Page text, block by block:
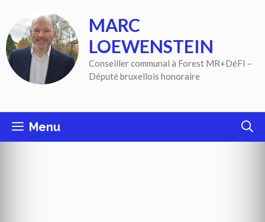
contenu
MARC
LOEWENSTEIN
Conseiller communal à Forest MR+DéFI –
Député bruxellois honoraire
Menu